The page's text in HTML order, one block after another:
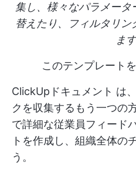
集し、様々なパラメー
替えたり、フィルタリ
ます
このテンプレート
ClickUpドキュメント は
クを収集するもう一つの
で詳細な従業員フィード
トを作成し、組織全体の
う。